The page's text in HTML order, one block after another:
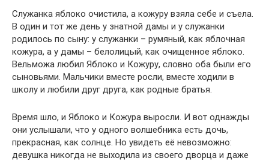
Служанка яблоко очистила, а кожуру взяла себе и съела.
В один и тот же день у знатной дамы и у служанки
родилось по сыну: у служанки – румяный, как яблочная
кожура, а у дамы – белолицый, как очищенное яблоко.
Вельможа любил Яблоко и Кожуру, словно оба были его
сыновьями. Мальчики вместе росли, вместе ходили в
школу и любили друг друга, как родные братья.
Время шло, и Яблоко и Кожура выросли. И вот однажды
они услышали, что у одного волшебника есть дочь,
прекрасная, как солнце. Но увидеть её невозможно:
девушка никогда не выходила из своего дворца и даже